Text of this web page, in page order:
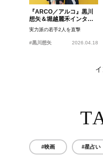
『ARCO／アルコ』黒川
想矢＆堀越麗禾インタビ
ュー
実力派の若手2人を直撃
#黒川想矢 2026.04.18
#映画 #星占い